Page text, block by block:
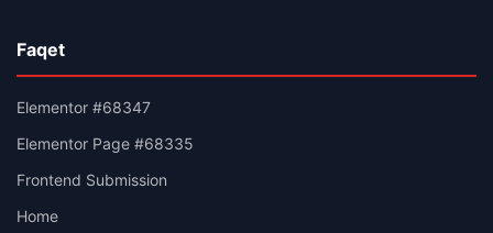
Faqet
Elementor #68347
Elementor Page #68335
Frontend Submission
Home